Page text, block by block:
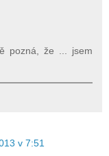
pozná, že ... jsem
v 7:51